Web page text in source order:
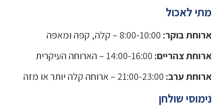
מתי לאכול
ארוחת בוקר:
ארוחת צהריים:
ארוחת ערב:
נימוסי שולחן